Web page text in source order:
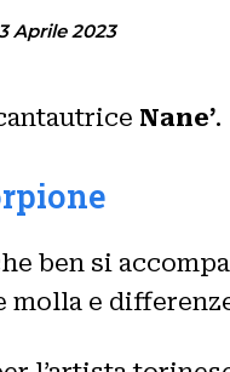
Aprile 2023
Nane’.
ben si
molla e